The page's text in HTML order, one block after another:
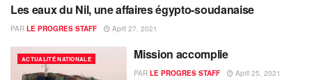
OPINION
Les eaux du Nil, une affaires égypto-soudanaise
PAR LE PROGRES STAFF April 27, 2021
ACTUALITÉ NATIONALE Mission accomplie
PAR LE PROGRES STAFF April 25, 2021